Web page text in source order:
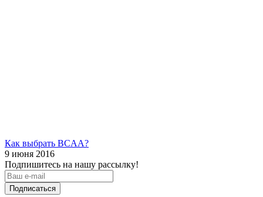
Как выбрать BCAA?
9 июня 2016
Подпишитесь на нашу рассылку!
Подписаться